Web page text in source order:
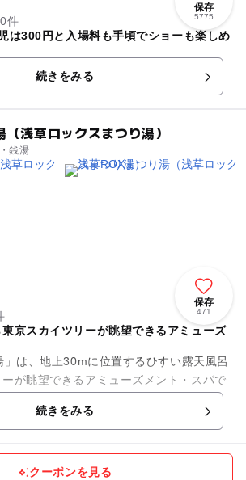
保存
5775
件
は300円と入場料も手頃でショーも楽しめ
続きをみる
浅草ロックスまつり湯）
銭湯
保存
471
京スカイツリーが眺望できるアミューズ
は、地上30mに位置するひすい露天風呂
が眺望できるアミューズメント・スパで
実に11種類。ひすいが敷き詰められたお風
続きをみる
クーポンを見る